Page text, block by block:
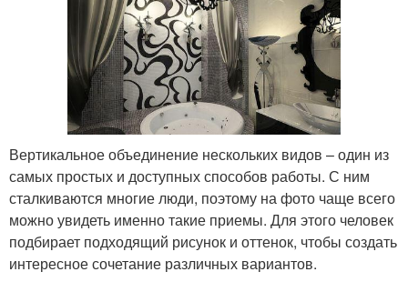
Вертикальное объединение нескольких видов – один из
самых простых и доступных способов работы. С ним
сталкиваются многие люди, поэтому на фото чаще всего
можно увидеть именно такие приемы. Для этого человек
подбирает подходящий рисунок и оттенок, чтобы создать
интересное сочетание различных вариантов.